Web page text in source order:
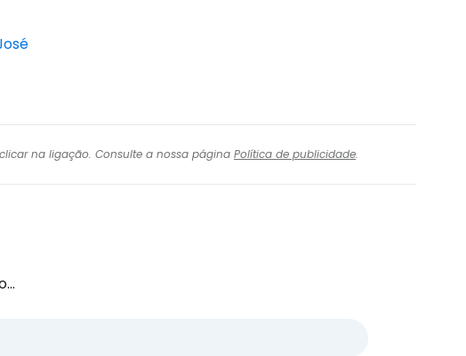
na ligação. Consulte a nossa página Política de publicidade.